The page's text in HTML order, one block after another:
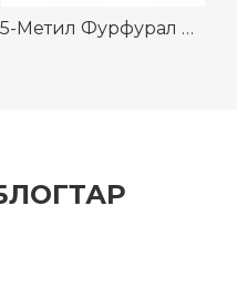
5-Метил Фурфурал CAS 620-02-0